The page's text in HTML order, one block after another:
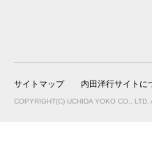
サイトマップ 内田洋行サイトに
COPYRIGHT(C) UCHIDA YOKO CO., LTD.